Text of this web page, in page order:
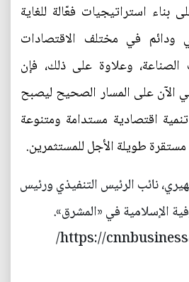
بناء استراتيجيات فعّالة للغاية
ودائم في مختلف الاقتصادات
وعلاوة على ذلك، فإن
الآن على المسار الصحيح ليصبح
اقتصادية مستدامة ومتنوعة
طويلة الأجل للمستثمرين.
نائب الرئيس التنفيذي ورئيس
الإسلامية في «المشرق».
https://